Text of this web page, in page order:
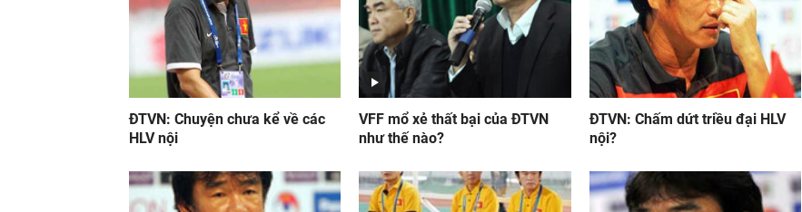
ĐTVN: Chuyện chưa kể về các
HLV nội
VFF mổ xẻ thất bại của ĐTVN
như thế nào?
ĐTVN: Chấm dứt triều đại HLV
nội?